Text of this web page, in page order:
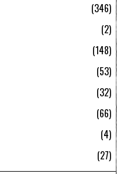
346
2
148
53
32
66
4
27